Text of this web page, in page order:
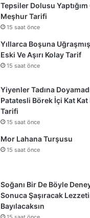
Tepsiler Dolusu Yaptığım
Meşhur Tarifi
15 saat önce
Yıllarca Boşuna
Eski Ve Aşırı Kolay Tarif
15 saat önce
Yiyenler Tadına
Patatesli Börek İçi Kat Kat
Tarifi
15 saat önce
Mor Lahana Turşusu
15 saat önce
Soğanı Bir De Böyle
Sonuca Şaşıracak
Bayılacaksın